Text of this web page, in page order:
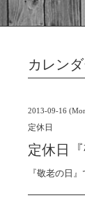
カレン
2013-09-16
定休日
定休日『
『敬老の日